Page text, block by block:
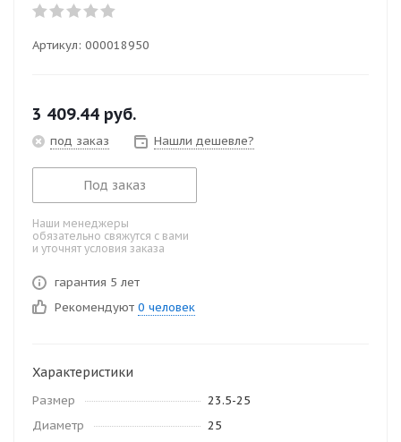
Артикул: 000018950
3 409.44 руб.
под заказ Нашли дешевле?
Под заказ
Наши менеджеры
обязательно свяжутся с вами
и уточнят условия заказа
гарантия 5 лет
Рекомендуют 0 человек
Характеристики
Размер
23.5-25
Диаметр
25